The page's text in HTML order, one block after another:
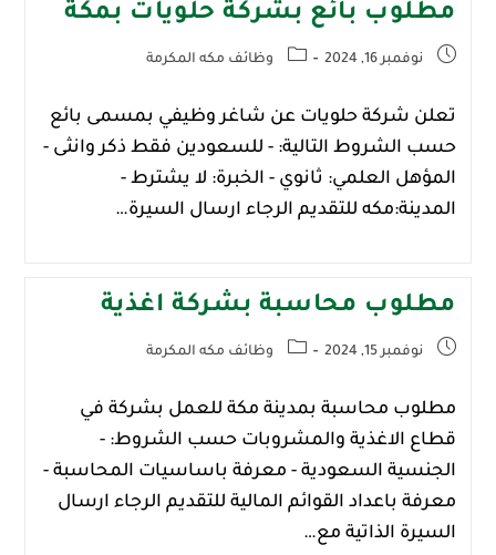
مطلوب بائع بشركة حلويات بمكة
نوفمبر 16, 2024 وظائف مكه المكرمة
تعلن شركة حلويات عن شاغر وظيفي بمسمى بائع
حسب الشروط التالية: - للسعودين فقط ذكر وانثى -
المؤهل العلمي: ثانوي - الخبرة: لا يشترط -
المدينة:مكه للتقديم الرجاء ارسال السيرة…
مطلوب محاسبة بشركة اغذية
نوفمبر 15, 2024 وظائف مكه المكرمة
مطلوب محاسبة بمدينة ‎مكة للعمل بشركة في
قطاع الاغذية والمشروبات حسب الشروط: -
الجنسية السعودية - معرفة باساسيات المحاسبة -
معرفة باعداد القوائم المالية للتقديم الرجاء ارسال
السيرة الذاتية مع…